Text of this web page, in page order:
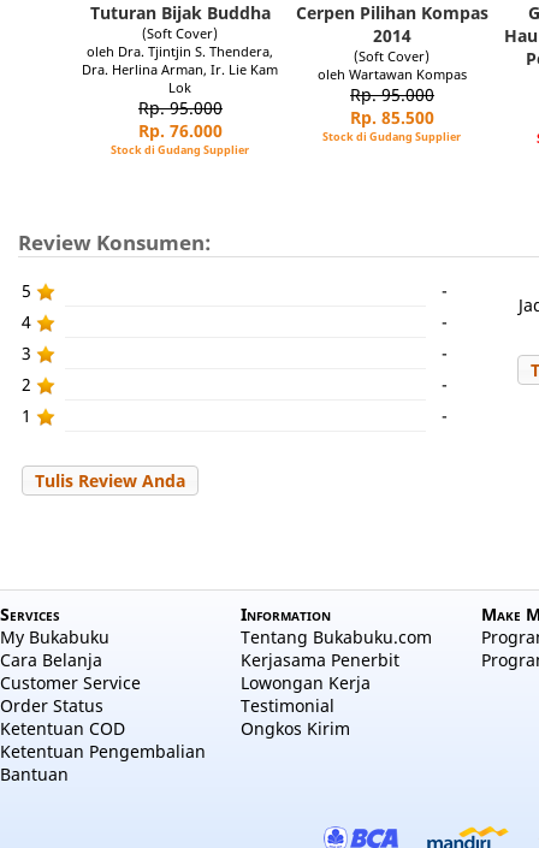
Tuturan Bijak Buddha
(Soft Cover)
oleh Dra. Tjintjin S. Thendera,
Dra. Herlina Arman, Ir. Lie Kam
Lok
Rp. 95.000
Rp. 76.000
Stock di Gudang Supplier
Cerpen Pilihan Kompas
2014
(Soft Cover)
oleh Wartawan Kompas
Rp. 95.000
Rp. 85.500
Stock di Gudang Supplier
Review Konsumen:
5
-
4
-
3
-
2
-
1
-
Tulis Review Anda
Services
My Bukabuku
Cara Belanja
Customer Service
Order Status
Ketentuan COD
Ketentuan Pengembalian
Bantuan
Information
Tentang Bukabuku.com
Kerjasama Penerbit
Lowongan Kerja
Testimonial
Ongkos Kirim
Make